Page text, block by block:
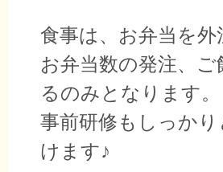
食事は、お弁当を
お弁当数の発注、
るのみとなります。
事前研修もしっか
けます♪